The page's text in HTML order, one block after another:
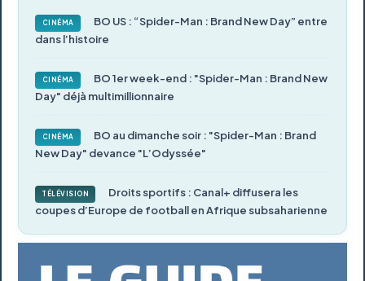
CINÉMA
BO US : “Spider-Man : Brand New Day” entre
dans l’histoire
CINÉMA
BO 1er week-end : "Spider-Man : Brand New
Day" déjà multimillionnaire
CINÉMA
BO au dimanche soir : "Spider-Man : Brand
New Day" devance "L’Odyssée"
TÉLÉVISION
Droits sportifs : Canal+ diffusera les
coupes d’Europe de football en Afrique subsaharienne